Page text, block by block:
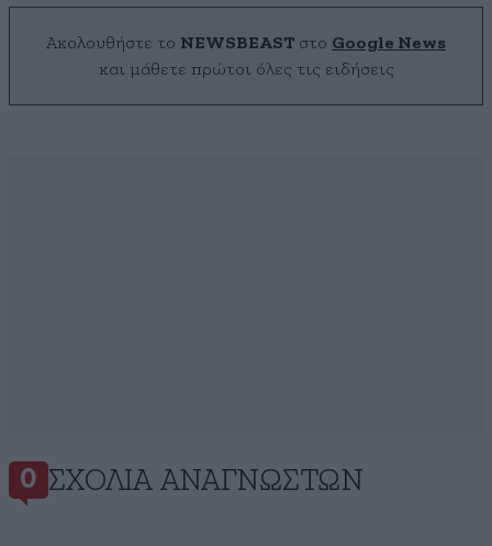
Ακολουθήστε το NEWSBEAST στο Google News
και μάθετε πρώτοι όλες τις ειδήσεις
0 ΣΧΌΛΙΑ ΑΝΑΓΝΩΣΤΏΝ